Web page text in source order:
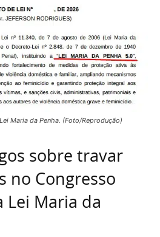
Maria da Penha. (Foto/Reprodução)
sobre travar
no Congresso
Lei Maria da